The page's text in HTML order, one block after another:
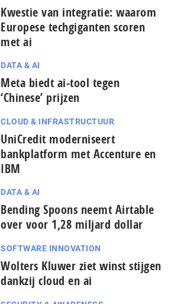
Kwestie van integratie: waarom
Europese techgiganten scoren
met ai
DATA & AI
Meta biedt ai-tool tegen
‘Chinese’ prijzen
CLOUD & INFRASTRUCTUUR
UniCredit moderniseert
bankplatform met Accenture en
IBM
DATA & AI
Bending Spoons neemt Airtable
over voor 1,28 miljard dollar
SOFTWARE INNOVATION
Wolters Kluwer ziet winst stijgen
dankzij cloud en ai